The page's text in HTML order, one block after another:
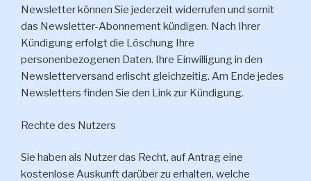
Newsletter können Sie jederzeit widerrufen und somit
das Newsletter-Abonnement kündigen. Nach Ihrer
Kündigung erfolgt die Löschung Ihre
personenbezogenen Daten. Ihre Einwilligung in den
Newsletterversand erlischt gleichzeitig. Am Ende jedes
Newsletters finden Sie den Link zur Kündigung.
Rechte des Nutzers
Sie haben als Nutzer das Recht, auf Antrag eine
kostenlose Auskunft darüber zu erhalten, welche